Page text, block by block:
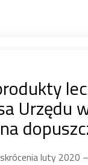
Urzędu
luty 2020